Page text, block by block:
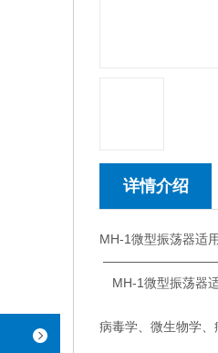
详情介绍
MH-1微型振荡器适
MH-1微型振荡器
病毒学、微生物学